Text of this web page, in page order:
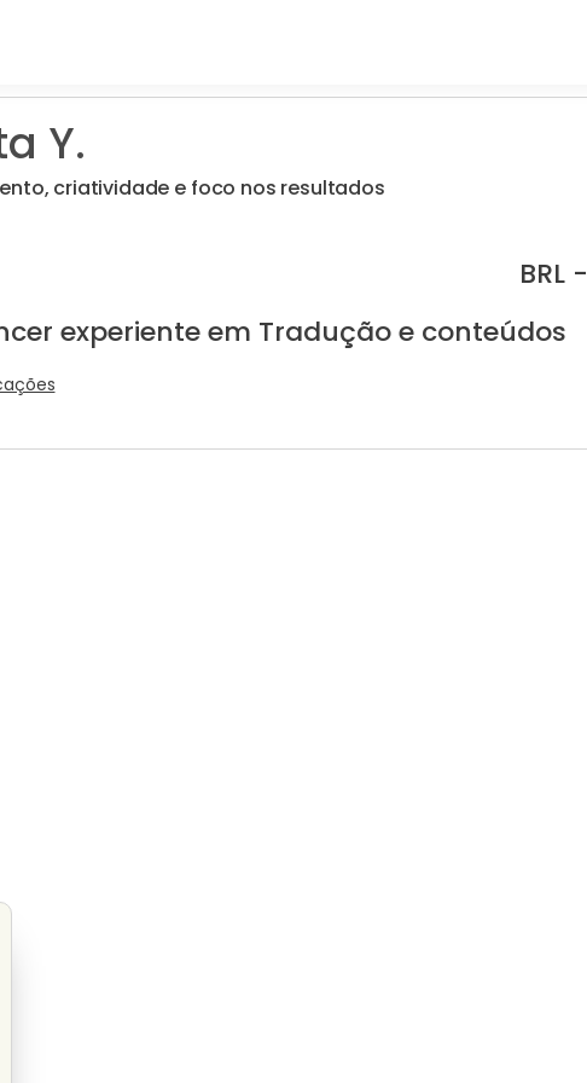
Y.
criatividade e foco nos resultados
BRL -
experiente em Tradução e conteúdos